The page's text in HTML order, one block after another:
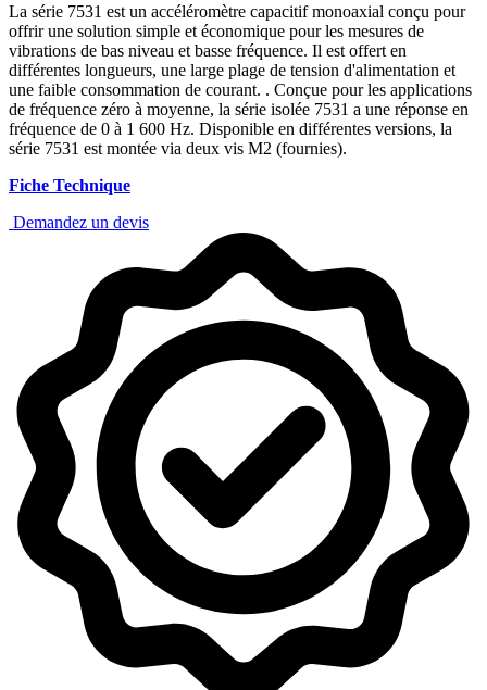
La série 7531 est un accéléromètre capacitif monoaxial conçu pour
offrir une solution simple et économique pour les mesures de
vibrations de bas niveau et basse fréquence. Il est offert en
différentes longueurs, une large plage de tension d'alimentation et
une faible consommation de courant. . Conçue pour les applications
de fréquence zéro à moyenne, la série isolée 7531 a une réponse en
fréquence de 0 à 1 600 Hz. Disponible en différentes versions, la
série 7531 est montée via deux vis M2 (fournies).
Fiche Technique
Demandez un devis